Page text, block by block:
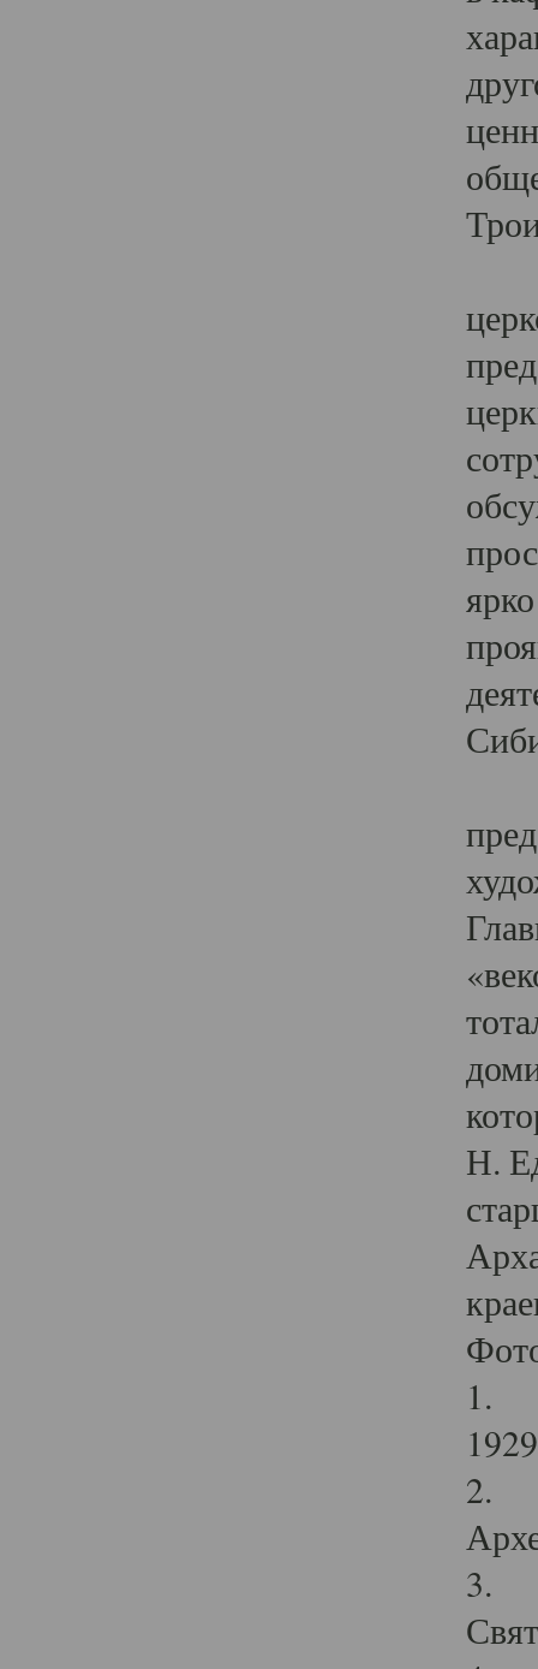
Н.
1.
2.
3.